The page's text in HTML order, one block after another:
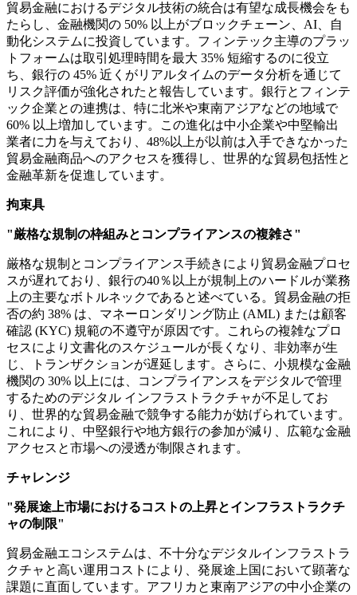
貿易金融におけるデジタル技術の統合は有望な成長機会をも
たらし、金融機関の 50% 以上がブロックチェーン、AI、自
動化システムに投資しています。フィンテック主導のプラッ
トフォームは取引処理時間を最大 35% 短縮するのに役立
ち、銀行の 45% 近くがリアルタイムのデータ分析を通じて
リスク評価が強化されたと報告しています。銀行とフィンテ
ック企業との連携は、特に北米や東南アジアなどの地域で
60% 以上増加しています。この進化は中小企業や中堅輸出
業者に力を与えており、48%以上が以前は入手できなかった
貿易金融商品へのアクセスを獲得し、世界的な貿易包括性と
金融革新を促進しています。
拘束具
"厳格な規制の枠組みとコンプライアンスの複雑さ"
厳格な規制とコンプライアンス手続きにより貿易金融プロセ
スが遅れており、銀行の40％以上が規制上のハードルが業務
上の主要なボトルネックであると述べている。貿易金融の拒
否の約 38% は、マネーロンダリング防止 (AML) または顧客
確認 (KYC) 規範の不遵守が原因です。これらの複雑なプロ
セスにより文書化のスケジュールが長くなり、非効率が生
じ、トランザクションが遅延します。さらに、小規模な金融
機関の 30% 以上には、コンプライアンスをデジタルで管理
するためのデジタル インフラストラクチャが不足してお
り、世界的な貿易金融で競争する能力が妨げられています。
これにより、中堅銀行や地方銀行の参加が減り、広範な金融
アクセスと市場への浸透が制限されます。
チャレンジ
"発展途上市場におけるコストの上昇とインフラストラクチ
ャの制限"
貿易金融エコシステムは、不十分なデジタルインフラストラ
クチャと高い運用コストにより、発展途上国において顕著な
課題に直面しています。アフリカと東南アジアの中小企業の